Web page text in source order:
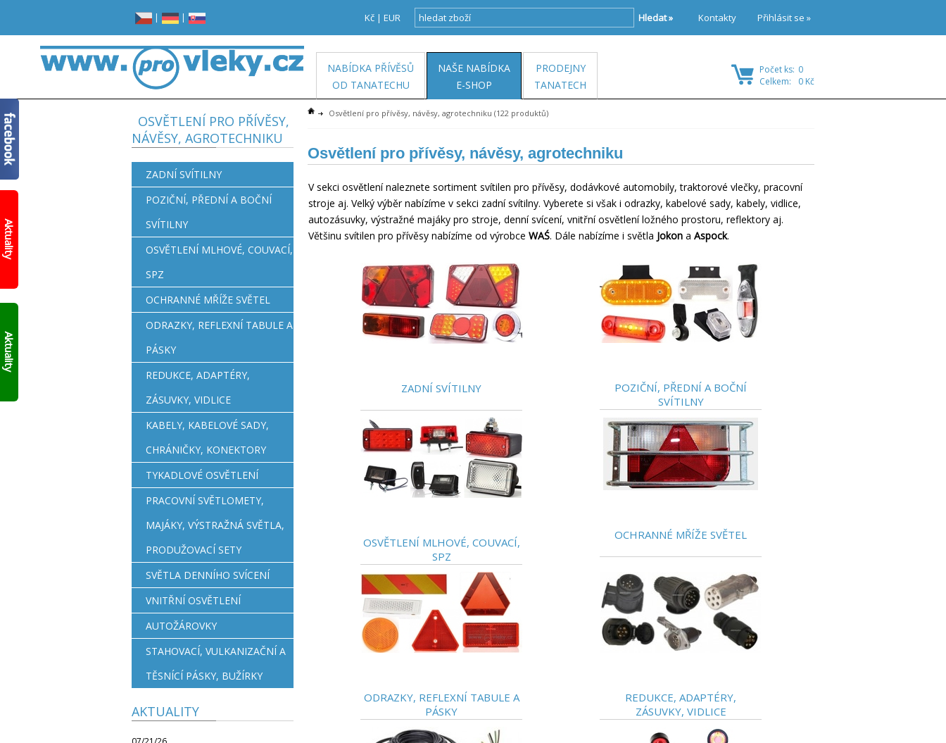
OSVĚTLENÍ PRO PŘÍVĚSY,
NÁVĚSY, AGROTECHNIKU
ZADNÍ SVÍTILNY
POZIČNÍ, PŘEDNÍ A BOČNÍ
SVÍTILNY
OSVĚTLENÍ MLHOVÉ, COUVACÍ,
SPZ
OCHRANNÉ MŘÍŽE SVĚTEL
ODRAZKY, REFLEXNÍ TABULE A
PÁSKY
REDUKCE, ADAPTÉRY,
ZÁSUVKY, VIDLICE
KABELY, KABELOVÉ SADY,
CHRÁNIČKY, KONEKTORY
TYKADLOVÉ OSVĚTLENÍ
PRACOVNÍ SVĚTLOMETY,
MAJÁKY, VÝSTRAŽNÁ SVĚTLA,
PRODUŽOVACÍ SETY
SVĚTLA DENNÍHO SVÍCENÍ
VNITŘNÍ OSVĚTLENÍ
AUTOŽÁROVKY
STAHOVACÍ, VULKANIZAČNÍ A
TĚSNÍCÍ PÁSKY, BUŽÍRKY
AKTUALITY
Osvětlení pro přívěsy, návěsy, agrotechniku (122 produktů)
Osvětlení pro přívěsy, návěsy, agrotechniku
V sekci osvětlení naleznete sortiment svítilen pro přívěsy, dodávkové automobily, traktorové vlečky, pracovní
stroje aj. Velký výběr nabízíme v sekci zadní svítilny. Vyberete si však i odrazky, kabelové sady, kabely, vidlice,
autozásuvky, výstražné majáky pro stroje, denní svícení, vnitřní osvětlení ložného prostoru, reflektory aj.
Většinu svítilen pro přívěsy nabízíme od výrobce WAŚ. Dále nabízíme i světla Jokon a Aspock.
ZADNÍ SVÍTILNY
POZIČNÍ, PŘEDNÍ A BOČNÍ
SVÍTILNY
OSVĚTLENÍ MLHOVÉ, COUVACÍ,
SPZ
OCHRANNÉ MŘÍŽE SVĚTEL
ODRAZKY, REFLEXNÍ TABULE A
PÁSKY
REDUKCE, ADAPTÉRY,
ZÁSUVKY, VIDLICE
Přihlásit se »
Kontakty
Hledat »
Kč | EUR
| |
NABÍDKA PŘÍVĚSŮ
OD TANATECHU
NAŠE NABÍDKA
E-SHOP
PRODEJNY
TANATECH
místo
v
garáži?
Opravdu
Prohlédněte
francouzský
přívěs
Click
Up!
Aktuality
10%
SLEVY
NA
SKLADOVÉ
V
Aktuality
Počet ks: 0
Celkem:
0 Kč